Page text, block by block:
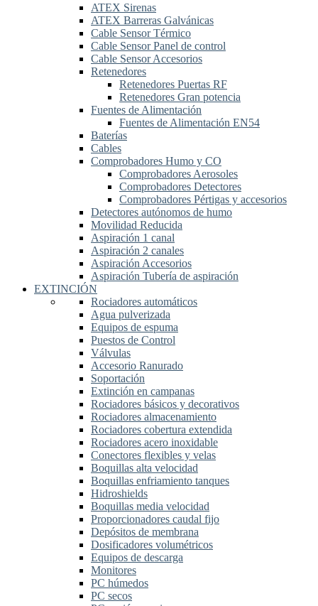
ATEX Sirenas
ATEX Barreras Galvánicas
Cable Sensor Térmico
Cable Sensor Panel de control
Cable Sensor Accesorios
Retenedores
Retenedores Puertas RF
Retenedores Gran potencia
Fuentes de Alimentación
Fuentes de Alimentación EN54
Baterías
Cables
Comprobadores Humo y CO
Comprobadores Aerosoles
Comprobadores Detectores
Comprobadores Pértigas y accesorios
Detectores autónomos de humo
Movilidad Reducida
Aspiración 1 canal
Aspiración 2 canales
Aspiración Accesorios
Aspiración Tubería de aspiración
EXTINCIÓN
Rociadores automáticos
Agua pulverizada
Equipos de espuma
Puestos de Control
Válvulas
Accesorio Ranurado
Soportación
Extinción en campanas
Rociadores básicos y decorativos
Rociadores almacenamiento
Rociadores cobertura extendida
Rociadores acero inoxidable
Conectores flexibles y velas
Boquillas alta velocidad
Boquillas enfriamiento tanques
Hidroshields
Boquillas media velocidad
Proporcionadores caudal fijo
Depósitos de membrana
Dosificadores volumétricos
Equipos de descarga
Monitores
PC húmedos
PC secos